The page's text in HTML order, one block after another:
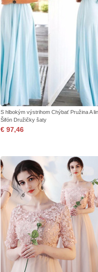
S hlbokým výstrihom Chýbať Pružina A
Šifón Družičky šaty
€ 97,46